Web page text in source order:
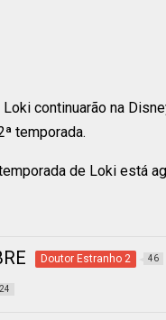
continuarão na
temporada.
de Loki está
Doutor Estranho 2 46
24